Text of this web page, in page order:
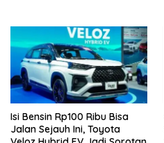
Isi Bensin Rp100 Ribu Bisa
Jalan Sejauh Ini, Toyota